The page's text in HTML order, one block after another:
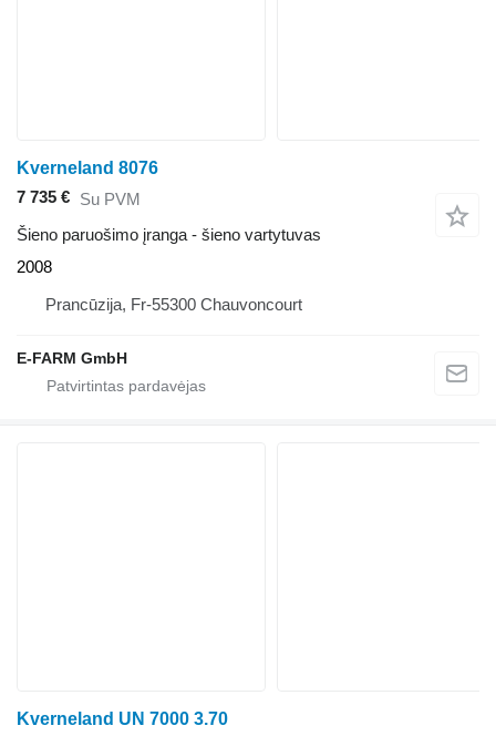
Kverneland 8076
7 735 € Su PVM
Šieno paruošimo įranga - šieno vartytuvas
2008
Prancūzija, Fr-55300 Chauvoncourt
E-FARM GmbH
Kverneland UN 7000 3.70